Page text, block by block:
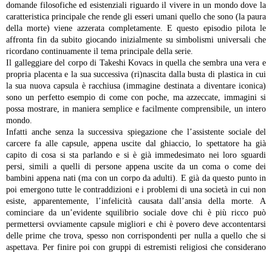
domande filosofiche ed esistenziali riguardo il vivere in un mondo dove la
caratteristica principale che rende gli esseri umani quello che sono (la paura
della morte) viene azzerata completamente. E questo episodio pilota le
affronta fin da subito giocando inizialmente su simbolismi universali che
ricordano continuamente il tema principale della serie.
Il galleggiare del corpo di Takeshi Kovacs in quella che sembra una vera e
propria placenta e la sua successiva (ri)nascita dalla busta di plastica in cui
la sua nuova capsula è racchiusa (immagine destinata a diventare iconica)
sono un perfetto esempio di come con poche, ma azzeccate, immagini si
possa mostrare, in maniera semplice e facilmente comprensibile, un intero
mondo.
Infatti anche senza la successiva spiegazione che l’assistente sociale del
carcere fa alle capsule, appena uscite dal ghiaccio, lo spettatore ha già
capito di cosa si sta parlando e si è già immedesimato nei loro sguardi
persi, simili a quelli di persone appena uscite da un coma o come dei
bambini appena nati (ma con un corpo da adulti). E già da questo punto in
poi emergono tutte le contraddizioni e i problemi di una società in cui non
esiste, apparentemente, l’infelicità causata dall’ansia della morte. A
cominciare da un’evidente squilibrio sociale dove chi è più ricco può
permettersi ovviamente capsule migliori e chi è povero deve accontentarsi
delle prime che trova, spesso non corrispondenti per nulla a quello che si
aspettava. Per finire poi con gruppi di estremisti religiosi che considerano